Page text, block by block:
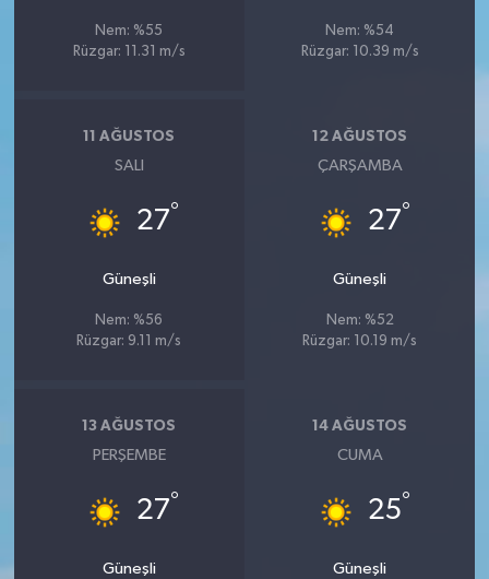
Nem: %55
Rüzgar: 11.31 m/s
Nem: %54
Rüzgar: 10.39 m/s
11 AĞUSTOS
SALI
27°
Güneşli
Nem: %56
Rüzgar: 9.11 m/s
12 AĞUSTOS
ÇARŞAMBA
27°
Güneşli
Nem: %52
Rüzgar: 10.19 m/s
13 AĞUSTOS
PERŞEMBE
27°
Güneşli
14 AĞUSTOS
CUMA
25°
Güneşli